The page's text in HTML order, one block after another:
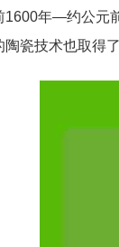
1600年—约公元
瓷技术也取得